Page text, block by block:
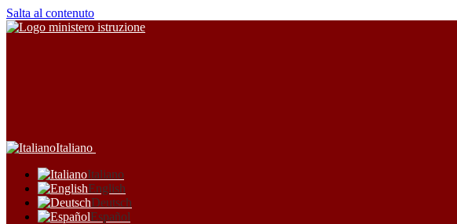
Salta al contenuto
Italiano
Italiano
English
Deutsch
Español